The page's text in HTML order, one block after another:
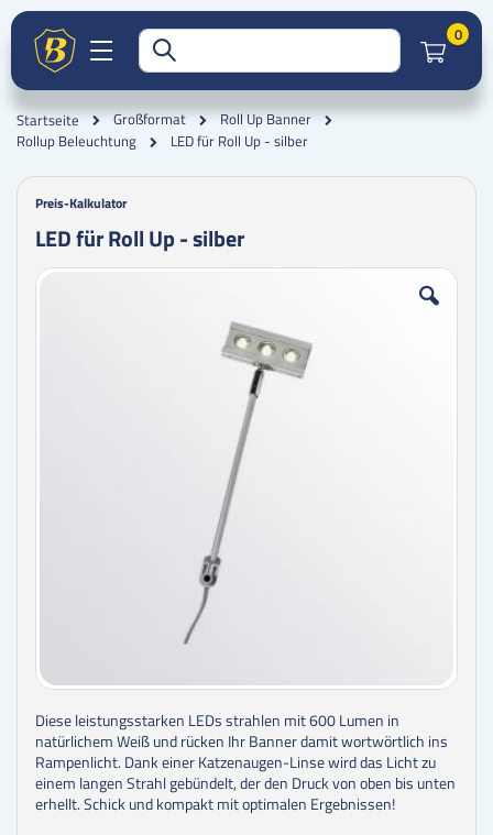
0
Startseite Großformat
Roll Up Banner
Rollup Beleuchtung
LED für Roll Up - silber
Preis-Kalkulator
LED für Roll Up - silber
Zum
Zum
Diese leistungsstarken LEDs strahlen mit 600 Lumen in
natürlichem Weiß und rücken Ihr Banner damit wortwörtlich ins
Rampenlicht. Dank einer Katzenaugen-Linse wird das Licht zu
einem langen Strahl gebündelt, der den Druck von oben bis unten
erhellt. Schick und kompakt mit optimalen Ergebnissen!